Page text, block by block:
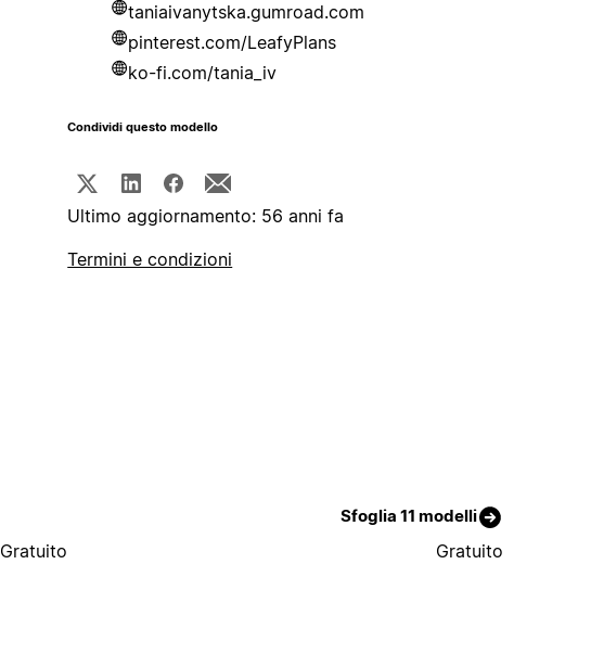
taniaivanytska.gumroad.com
pinterest.com/LeafyPlans
ko-fi.com/tania_iv
Condividi questo modello
Ultimo aggiornamento: 56 anni fa
Termini e condizioni
Sfoglia 11 modelli
Gratuito Gratuito